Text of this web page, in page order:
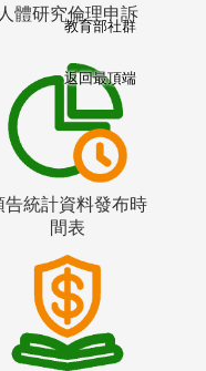
人體研究倫理申訴
告統計資料發布時
間表
教育部社群
返回最頂端